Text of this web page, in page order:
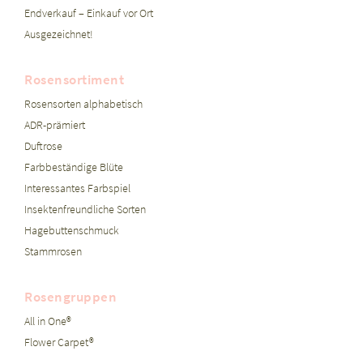
Endverkauf – Einkauf vor Ort
Ausgezeichnet!
Rosensortiment
Rosensorten alphabetisch
ADR-prämiert
Duftrose
Farbbeständige Blüte
Interessantes Farbspiel
Insektenfreundliche Sorten
Hagebuttenschmuck
Stammrosen
Rosengruppen
All in One®
Flower Carpet®